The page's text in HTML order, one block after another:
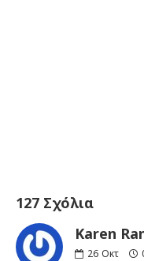
127 Σχόλια
Karen
26 Οκτ